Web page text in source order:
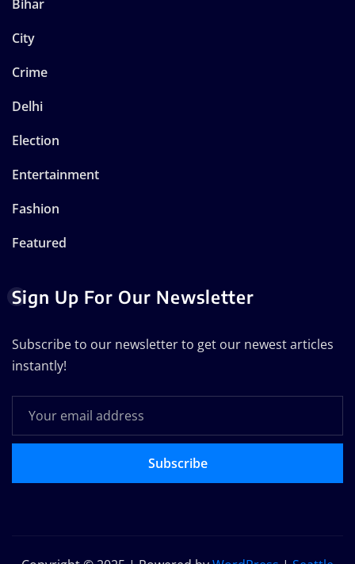
Bihar
City
Crime
Delhi
Election
Entertainment
Fashion
Featured
Sign Up For Our Newsletter
Subscribe to our newsletter to get our newest articles
instantly!
Subscribe